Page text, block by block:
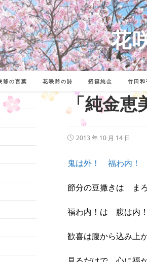
花
爺の言葉 花咲爺の詩 招福純金 竹田
「純金恵
投
開
日:
2013 年 10 月 14 日
鬼は外！ 福わ内！
節分の豆撒きは ま
福わ内！は 腹は内！
歓喜は腹から込み上